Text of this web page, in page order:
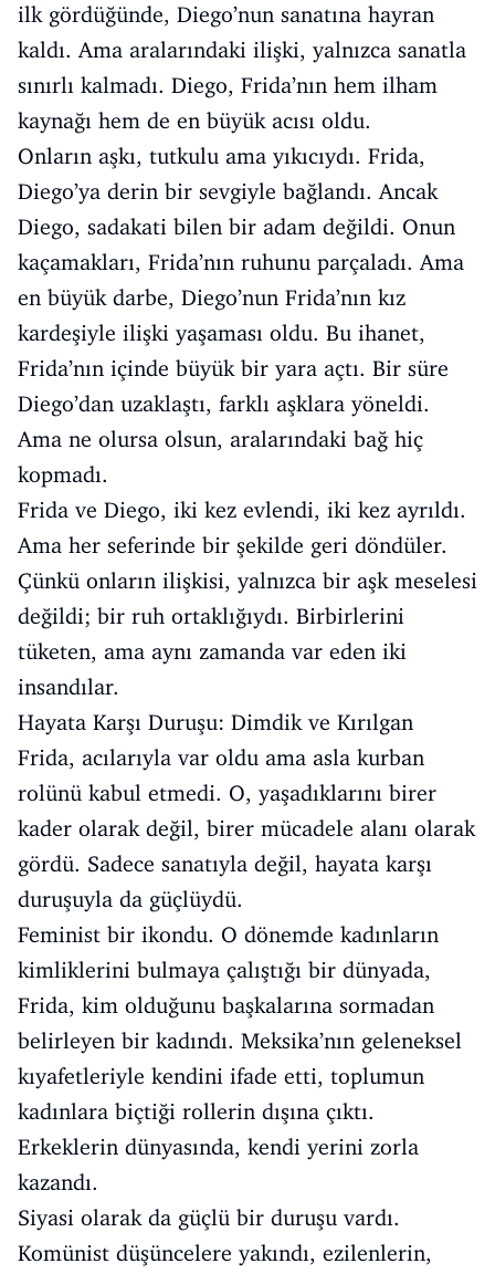
ilk gördüğünde, Diego’nun sanatına hayran
kaldı. Ama aralarındaki ilişki, yalnızca sanatla
sınırlı kalmadı. Diego, Frida’nın hem ilham
kaynağı hem de en büyük acısı oldu.
Onların aşkı, tutkulu ama yıkıcıydı. Frida,
Diego’ya derin bir sevgiyle bağlandı. Ancak
Diego, sadakati bilen bir adam değildi. Onun
kaçamakları, Frida’nın ruhunu parçaladı. Ama
en büyük darbe, Diego’nun Frida’nın kız
kardeşiyle ilişki yaşaması oldu. Bu ihanet,
Frida’nın içinde büyük bir yara açtı. Bir süre
Diego’dan uzaklaştı, farklı aşklara yöneldi.
Ama ne olursa olsun, aralarındaki bağ hiç
kopmadı.
Frida ve Diego, iki kez evlendi, iki kez ayrıldı.
Ama her seferinde bir şekilde geri döndüler.
Çünkü onların ilişkisi, yalnızca bir aşk meselesi
değildi; bir ruh ortaklığıydı. Birbirlerini
tüketen, ama aynı zamanda var eden iki
insandılar.
Hayata Karşı Duruşu: Dimdik ve Kırılgan
Frida, acılarıyla var oldu ama asla kurban
rolünü kabul etmedi. O, yaşadıklarını birer
kader olarak değil, birer mücadele alanı olarak
gördü. Sadece sanatıyla değil, hayata karşı
duruşuyla da güçlüydü.
Feminist bir ikondu. O dönemde kadınların
kimliklerini bulmaya çalıştığı bir dünyada,
Frida, kim olduğunu başkalarına sormadan
belirleyen bir kadındı. Meksika’nın geleneksel
kıyafetleriyle kendini ifade etti, toplumun
kadınlara biçtiği rollerin dışına çıktı.
Erkeklerin dünyasında, kendi yerini zorla
kazandı.
Siyasi olarak da güçlü bir duruşu vardı.
Komünist düşüncelere yakındı, ezilenlerin,